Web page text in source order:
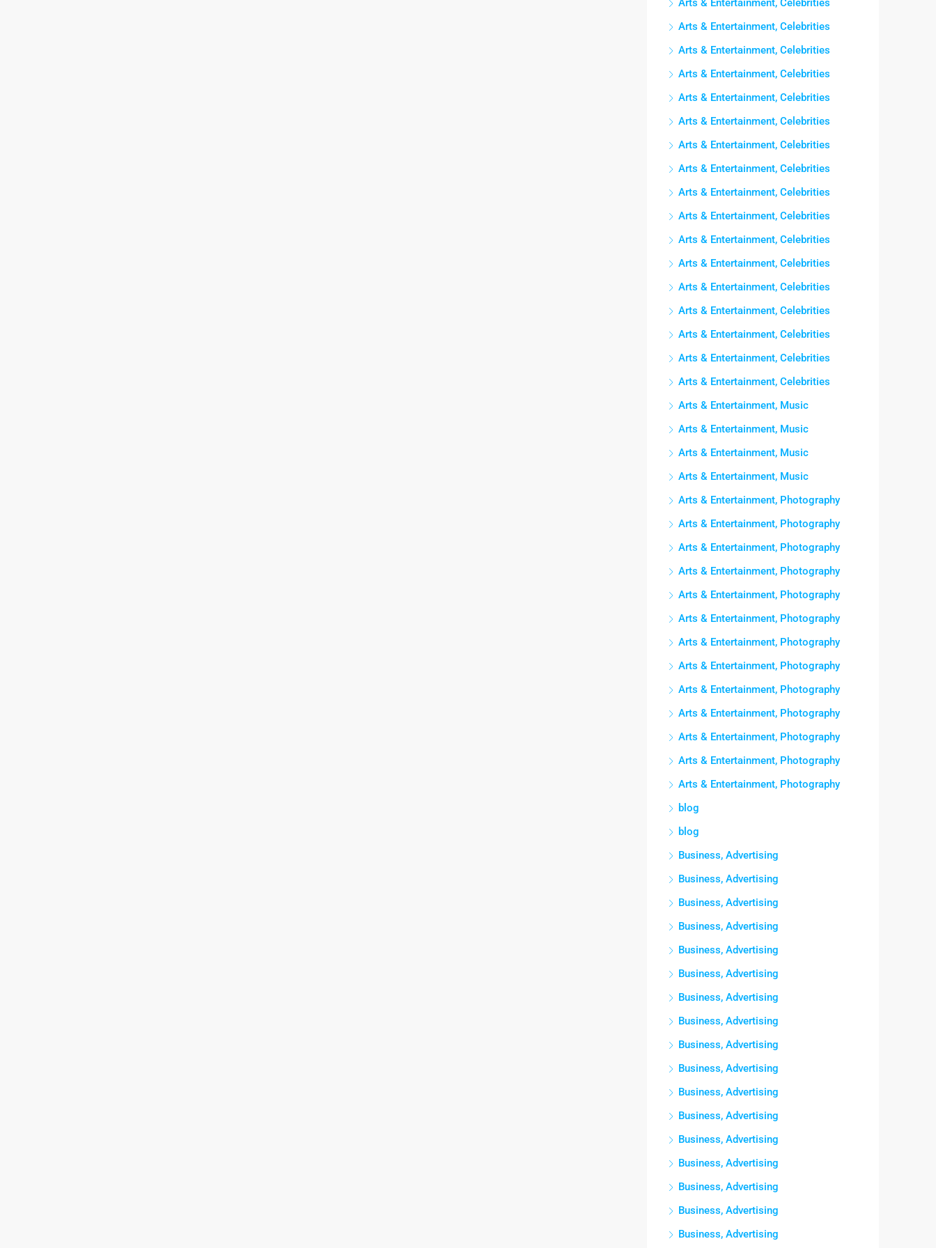
Arts & Entertainment, Celebrities
Arts & Entertainment, Celebrities
Arts & Entertainment, Celebrities
Arts & Entertainment, Celebrities
Arts & Entertainment, Celebrities
Arts & Entertainment, Celebrities
Arts & Entertainment, Celebrities
Arts & Entertainment, Celebrities
Arts & Entertainment, Celebrities
Arts & Entertainment, Celebrities
Arts & Entertainment, Celebrities
Arts & Entertainment, Celebrities
Arts & Entertainment, Celebrities
Arts & Entertainment, Celebrities
Arts & Entertainment, Celebrities
Arts & Entertainment, Celebrities
Arts & Entertainment, Celebrities
Arts & Entertainment, Music
Arts & Entertainment, Music
Arts & Entertainment, Music
Arts & Entertainment, Music
Arts & Entertainment, Photography
Arts & Entertainment, Photography
Arts & Entertainment, Photography
Arts & Entertainment, Photography
Arts & Entertainment, Photography
Arts & Entertainment, Photography
Arts & Entertainment, Photography
Arts & Entertainment, Photography
Arts & Entertainment, Photography
Arts & Entertainment, Photography
Arts & Entertainment, Photography
Arts & Entertainment, Photography
Arts & Entertainment, Photography
blog
blog
Business, Advertising
Business, Advertising
Business, Advertising
Business, Advertising
Business, Advertising
Business, Advertising
Business, Advertising
Business, Advertising
Business, Advertising
Business, Advertising
Business, Advertising
Business, Advertising
Business, Advertising
Business, Advertising
Business, Advertising
Business, Advertising
Business, Advertising